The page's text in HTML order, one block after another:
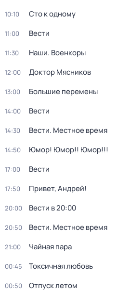
10:10 Сто к одному
11:00 Вести
11:30 Наши. Военкоры
12:00 Доктор Мясников
13:00 Большие перемены
14:00 Вести
14:30 Вести. Местное время
14:50 Юмор! Юмор!! Юмор!!!
17:00 Вести
17:50 Привет, Андрей!
20:00 Вести в 20:00
20:50 Вести. Местное время
21:00 Чайная пара
00:45 Токсичная любовь
00:50 Отпуск летом